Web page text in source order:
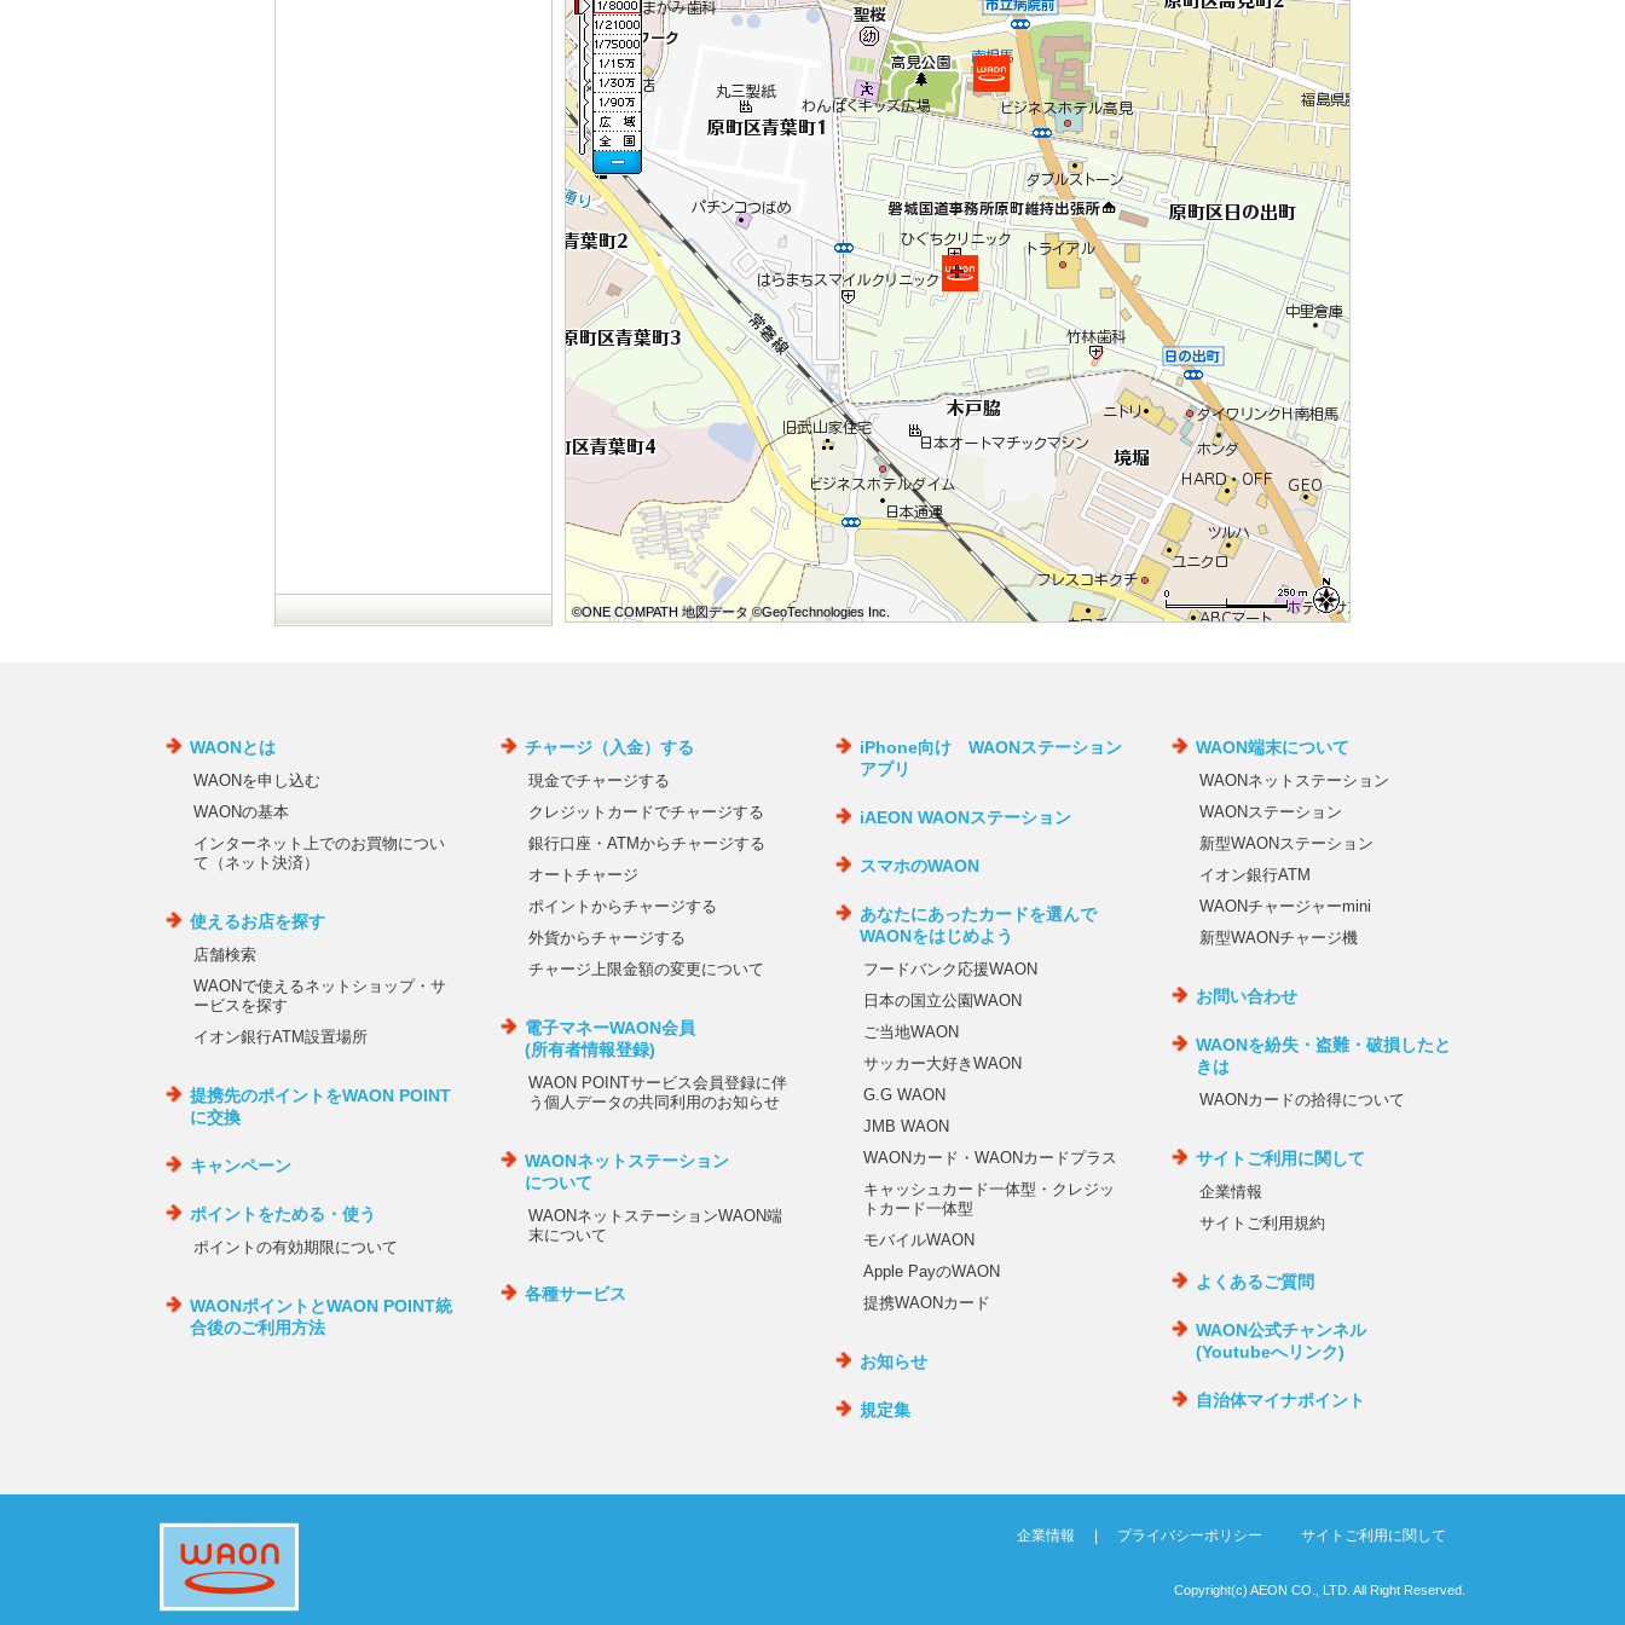
©ONE COMPATH 地図データ ©GeoTechnologies Inc.
©ONE COMPATH 地図データ ©GeoTechnologies Inc.
©ONE COMPATH 地図データ ©GeoTechnologies Inc.
©ONE COMPATH 地図データ ©GeoTechnologies Inc.
©ONE COMPATH 地図データ ©GeoTechnologies Inc.
©ONE COMPATH 地図データ ©GeoTechnologies Inc.
©ONE COMPATH 地図データ ©GeoTechnologies Inc.
©ONE COMPATH 地図データ ©GeoTechnologies Inc.
©ONE COMPATH 地図データ ©GeoTechnologies Inc.